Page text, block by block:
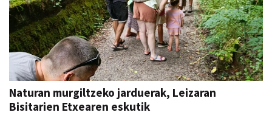
Naturan murgiltzeko jarduerak, Leizaran
Bisitarien Etxearen eskutik